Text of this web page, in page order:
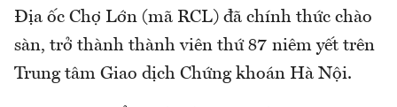
Địa ốc Chợ Lớn (mã RCL) đã chính thức chào
sàn, trở thành thành viên thứ 87 niêm yết trên
Trung tâm Giao dịch Chứng khoán Hà Nội.